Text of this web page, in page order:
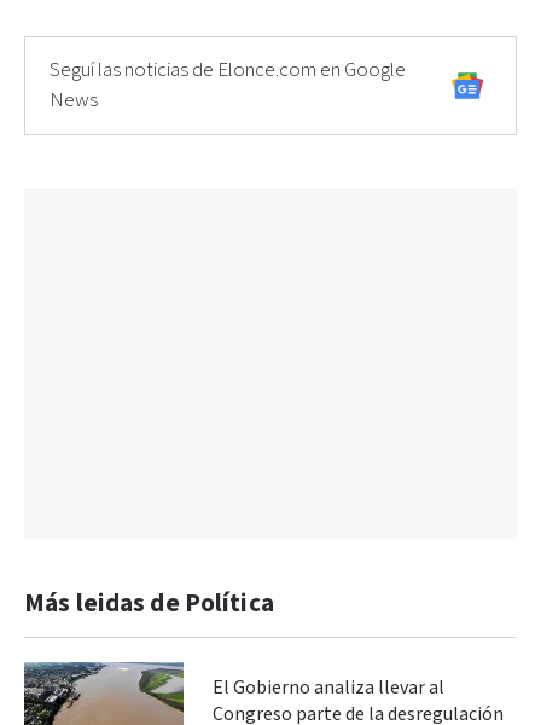
Seguí las noticias de Elonce.com en Google
News
Más leidas de Política
El Gobierno analiza llevar al
Congreso parte de la desregulación